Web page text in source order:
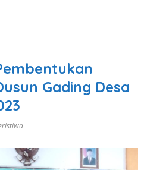
Gading Desa